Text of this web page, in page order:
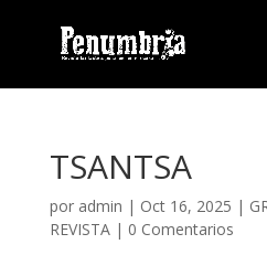
TSANTSA
por admin | Oct 16, 2025 |
REVISTA| 0 Comentarios